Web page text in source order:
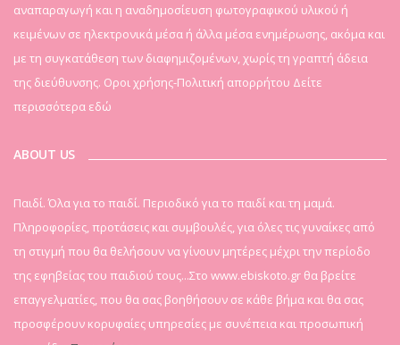
αναπαραγωγή και η αναδημοσίευση φωτογραφικού υλικού ή
κειμένων σε ηλεκτρονικά μέσα ή άλλα μέσα ενημέρωσης, ακόμα και
με τη συγκατάθεση των διαφημιζομένων, χωρίς τη γραπτή άδεια
της διεύθυνσης. Οροι χρήσης-Πολιτική απορρήτου Δείτε
περισσότερα εδώ
ABOUT US
Παιδί. Όλα για το παιδί. Περιοδικό για το παιδί και τη μαμά.
Πληροφορίες, προτάσεις και συμβουλές, για όλες τις γυναίκες από
τη στιγμή που θα θελήσουν να γίνουν μητέρες μέχρι την περίοδο
της εφηβείας του παιδιού τους...Στο www.ebiskoto.gr θα βρείτε
επαγγελματίες, που θα σας βοηθήσουν σε κάθε βήμα και θα σας
προσφέρουν κορυφαίες υπηρεσίες με συνέπεια και προσωπική